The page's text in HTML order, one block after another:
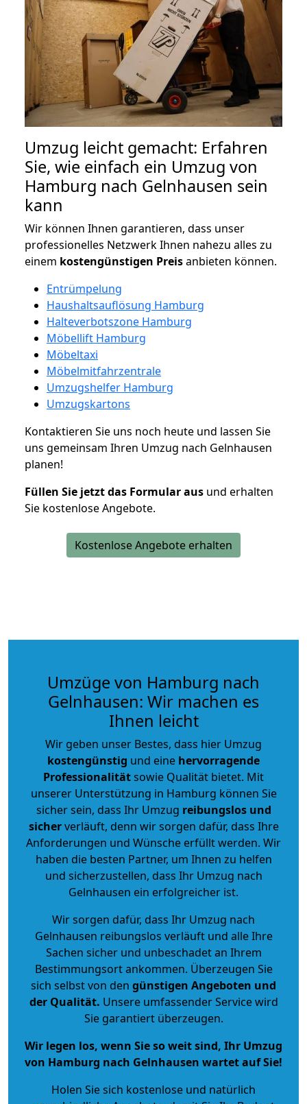
Umzug leicht gemacht: Erfahren
Sie, wie einfach ein Umzug von
Hamburg nach Gelnhausen sein
kann
Wir können Ihnen garantieren, dass unser
professionelles Netzwerk Ihnen nahezu alles zu
einem kostengünstigen Preisanbieten können.
Entrümpelung
Haushaltsauflösung Hamburg
Halteverbotszone Hamburg
Möbellift Hamburg
Möbeltaxi
Möbelmitfahrzentrale
Umzugshelfer Hamburg
Umzugskartons
Kontaktieren Sie uns noch heute und lassen Sie
uns gemeinsam Ihren Umzug nach Gelnhausen
planen!
Füllen Sie jetzt das Formular aus und erhalten
Sie kostenlose Angebote.
Kostenlose Angebote erhalten
Umzüge von Hamburg nach
Gelnhausen: Wir machen es
Ihnen leicht
Wir geben unser Bestes, dass hier Umzug
kostengünstig und eine hervorragende
Professionalitätsowie Qualität bietet. Mit
unserer Unterstützung in Hamburg können Sie
sicher sein, dass Ihr Umzug reibungslos und
sicherverläuft, denn wir sorgen dafür, dass Ihre
Anforderungen und Wünsche erfüllt werden. Wir
haben die besten Partner, um Ihnen zu helfen
und sicherzustellen, dass Ihr Umzug nach
Gelnhausen ein erfolgreicher ist.
Wir sorgen dafür, dass Ihr Umzug nach
Gelnhausen reibungslos verläuft und alle Ihre
Sachen sicher und unbeschadet an Ihrem
Bestimmungsort ankommen. Überzeugen Sie
sich selbst von den günstigen Angeboten und
der Qualität. Unsere umfassender Service wird
Sie garantiert überzeugen.
Wir legen los, wenn Sie so weit sind, Ihr Umzug
von Hamburg nach Gelnhausen wartet auf Sie!
Holen Sie sich kostenlose und natürlich